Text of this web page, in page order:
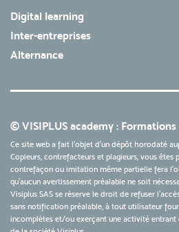
Digital learning
Inter-entreprises
Alternance
© VISIPLUS academy :
Ce site web a fait l'objet d'un dépôt horodaté
Copieurs, contrefacteurs et plagieurs, vous êtes
contrefaçon ou imitation même partielle fera
qu’aucun avertissement préalable ne soit
Visiplus SAS se réserve le droit de refuser
sans notification préalable, à tout utilisateur
incomplètes et/ou exerçant une activité entrant